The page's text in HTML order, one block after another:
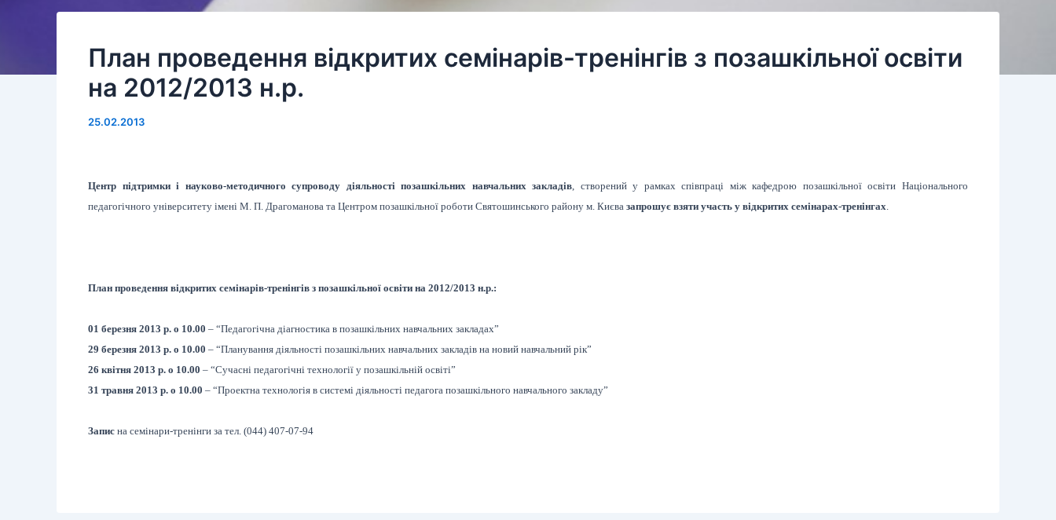
План проведення відкритих семінарів-тренінгів з позашкільної освіти
на 2012/2013 н.р.
25.02.2013
Центр підтримки і науково-методичного супроводу діяльності позашкільних навчальних закладів, створений у рамках співпраці між кафедрою позашкільної освіти Національного
педагогічного університету імені М. П. Драгоманова та Центром позашкільної роботи Святошинського району м. Києва запрошує взяти участь у відкритих семінарах-тренінгах.
План проведення відкритих семінарів-тренінгів з позашкільної освіти на 2012/2013 н.р.:
01 березня 2013 р. о 10.00 – “Педагогічна діагностика в позашкільних навчальних закладах”
29 березня 2013 р. о 10.00 – “Планування діяльності позашкільних навчальних закладів на новий навчальний рік”
26 квітня 2013 р. о 10.00 – “Сучасні педагогічні технології у позашкільній освіті”
31 травня 2013 р. о 10.00 – “Проектна технологія в системі діяльності педагога позашкільного навчального закладу”
Запис на семінари-тренінги за тел. (044) 407-07-94